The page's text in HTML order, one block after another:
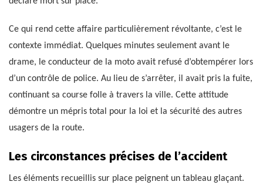
Ce qui rend cette affaire particulièrement révoltante, c’est le
contexte immédiat. Quelques minutes seulement avant le
drame, le conducteur de la moto avait refusé d’obtempérer lors
d’un contrôle de police. Au lieu de s’arrêter, il avait pris la fuite,
continuant sa course folle à travers la ville. Cette attitude
démontre un mépris total pour la loi et la sécurité des autres
usagers de la route.
Les circonstances précises de l’accident
Les éléments recueillis sur place peignent un tableau glaçant.